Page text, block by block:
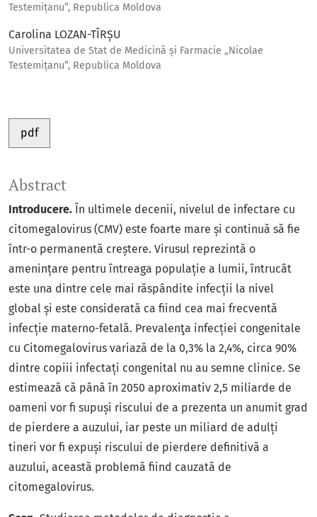
Testemițanu”, Republica Moldova
Carolina LOZAN-TÎRȘU
Universitatea de Stat de Medicină și Farmacie „Nicolae
Testemițanu”, Republica Moldova
pdf
Abstract
Introducere. În ultimele decenii, nivelul de infectare cu
citomegalovirus (CMV) este foarte mare și continuă să fie
într-o permanentă creștere. Virusul reprezintă o
amenințare pentru întreaga populație a lumii, întrucât
este una dintre cele mai răspândite infecții la nivel
global și este considerată ca fiind cea mai frecventă
infecție materno-fetală. Prevalenţa infecției congenitale
cu Citomegalovirus variază de la 0,3% la 2,4%, circa 90%
dintre copiii infectați congenital nu au semne clinice. Se
estimează că până în 2050 aproximativ 2,5 miliarde de
oameni vor fi supuși riscului de a prezenta un anumit grad
de pierdere a auzului, iar peste un miliard de adulți
tineri vor fi expuși riscului de pierdere definitivă a
auzului, această problemă fiind cauzată de
citomegalovirus.